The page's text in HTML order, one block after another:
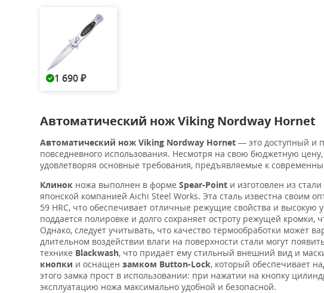
1 690 ₽
Автоматический нож Viking Nordway Hornet
Автоматический нож Viking Nordway Hornet — это доступный и
повседневного использования. Несмотря на свою бюджетную
удовлетворяя основные требования, предъявляемые к
Клинок ножа выполнен в форме Spear-Point и изготовлен из стали
японской компанией Aichi Steel Works. Эта сталь известна своим
59 HRC, что обеспечивает отличные режущие свойства и высокую
поддается полировке и долго сохраняет остроту режущей
Однако, следует учитывать, что качество термообработки может
длительном воздействии влаги на поверхности стали могут
технике Blackwash, что придаёт ему стильный внешний вид и
кнопки и оснащен замком Button-Lock, который обеспечивает
этого замка прост в использовании: при нажатии на кнопку
эксплуатацию ножа максимально удобной и безопасной.